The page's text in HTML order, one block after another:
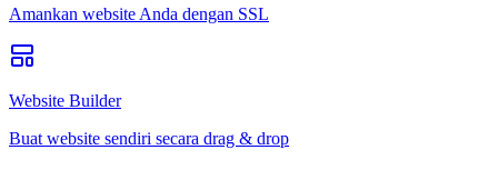
Amankan website Anda dengan SSL
Website Builder
Buat website sendiri secara drag & drop